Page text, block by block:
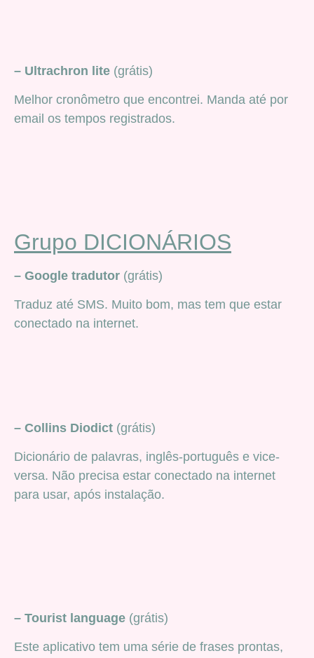
– Ultrachron lite (grátis)
Melhor cronômetro que encontrei. Manda até por
email os tempos registrados.
Grupo DICIONÁRIOS
– Google tradutor (grátis)
Traduz até SMS. Muito bom, mas tem que estar
conectado na internet.
– Collins Diodict (grátis)
Dicionário de palavras, inglês-português e vice-
versa. Não precisa estar conectado na internet
para usar, após instalação.
– Tourist language (grátis)
Este aplicativo tem uma série de frases prontas,